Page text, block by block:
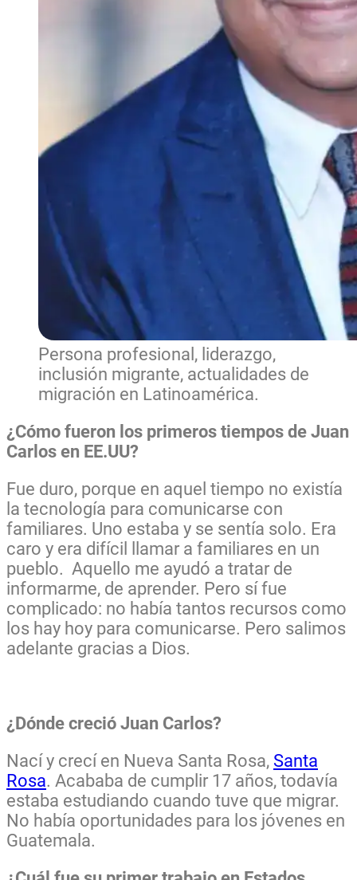
Persona profesional, liderazgo,
inclusión migrante, actualidades de
migración en Latinoamérica.
¿Cómo fueron los primeros tiempos de Juan
Carlos en EE.UU?
Fue duro, porque en aquel tiempo no existía
la tecnología para comunicarse con
familiares. Uno estaba y se sentía solo. Era
caro y era difícil llamar a familiares en un
pueblo. Aquello me ayudó a tratar de
informarme, de aprender. Pero sí fue
complicado: no había tantos recursos como
los hay hoy para comunicarse. Pero salimos
adelante gracias a Dios.
¿Dónde creció Juan Carlos?
Nací y crecí en Nueva Santa Rosa, Santa
Rosa. Acababa de cumplir 17 años, todavía
estaba estudiando cuando tuve que migrar.
No había oportunidades para los jóvenes en
Guatemala.